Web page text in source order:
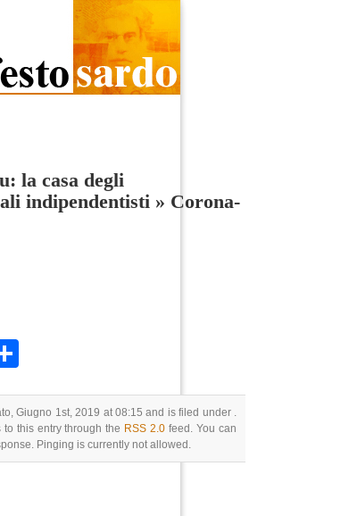
la casa degli
indipendentisti » Corona-
Giugno 1st, 2019 at 08:15 and is filed under .
this entry through the RSS 2.0 feed. You can
Pinging is currently not allowed.